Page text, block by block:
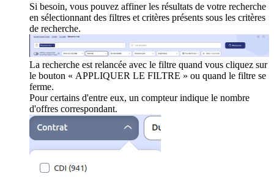
Si besoin, vous pouvez affiner les résultats de votre recherche
en sélectionnant des filtres et critères présents sous les critères
de recherche.
La recherche est relancée avec le filtre quand vous cliquez sur
le bouton « APPLIQUER LE FILTRE » ou quand le filtre se
ferme.
Pour certains d'entre eux, un compteur indique le nombre
d'offres correspondant.